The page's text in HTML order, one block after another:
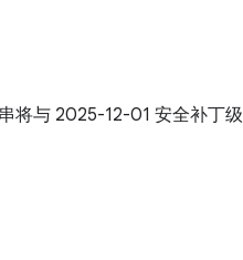
将与 2025-12-01 安全补丁级